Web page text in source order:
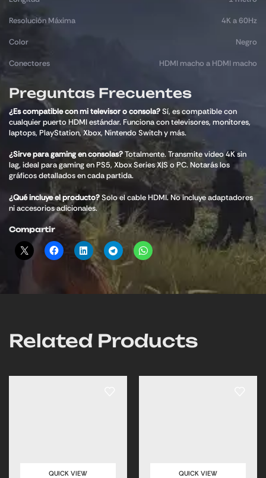
Resolución Máxima 4K a 60Hz
Color Negro
Conectores HDMI macho a HDMI macho
Preguntas Frecuentes
¿Es compatible con mi televisor o consola?Sí, es compatible con
cualquier puerto HDMI estándar. Funciona con televisores, monitores,
laptops, PlayStation, Xbox, Nintendo Switch y más.
¿Sirve para gaming en consolas?Totalmente. Transmite video 4K sin
lag, ideal para gaming en PS5, Xbox Series X|S o PC. Notarás los
gráficos detallados en cada partida.
¿Qué incluye el producto?Solo el cable HDMI. No incluye adaptadores
ni accesorios adicionales.
Compartir
Related Products
QUICK VIEW QUICK VIEW